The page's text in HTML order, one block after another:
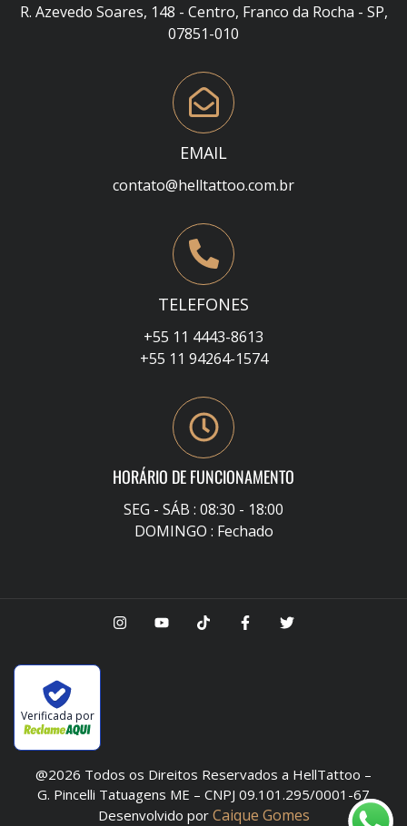
R. Azevedo Soares, 148 - Centro, Franco da Rocha - SP,
07851-010
EMAIL
contato@helltattoo.com.br
TELEFONES
+55 11 4443-8613
+55 11 94264-1574
HORÁRIO DE FUNCIONAMENTO
SEG - SÁB : 08:30 - 18:00
DOMINGO : Fechado
Verificada por
@2026 Todos os Direitos Reservados a HellTattoo –
G. Pincelli Tatuagens ME – CNPJ 09.101.295/0001-67
Desenvolvido por Caique Gomes